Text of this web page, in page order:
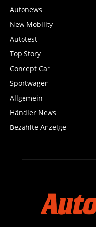
Autonews
New Mobility
Autotest
Top Story
Concept Car
Sportwagen
Allgemein
Händler News
Bezahlte Anzeige